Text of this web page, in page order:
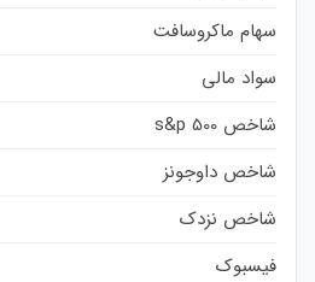
سهام ماکروسافت
سواد مالی
شاخص s&p 500
شاخص داوجونز
شاخص نزدک
فیسبوک